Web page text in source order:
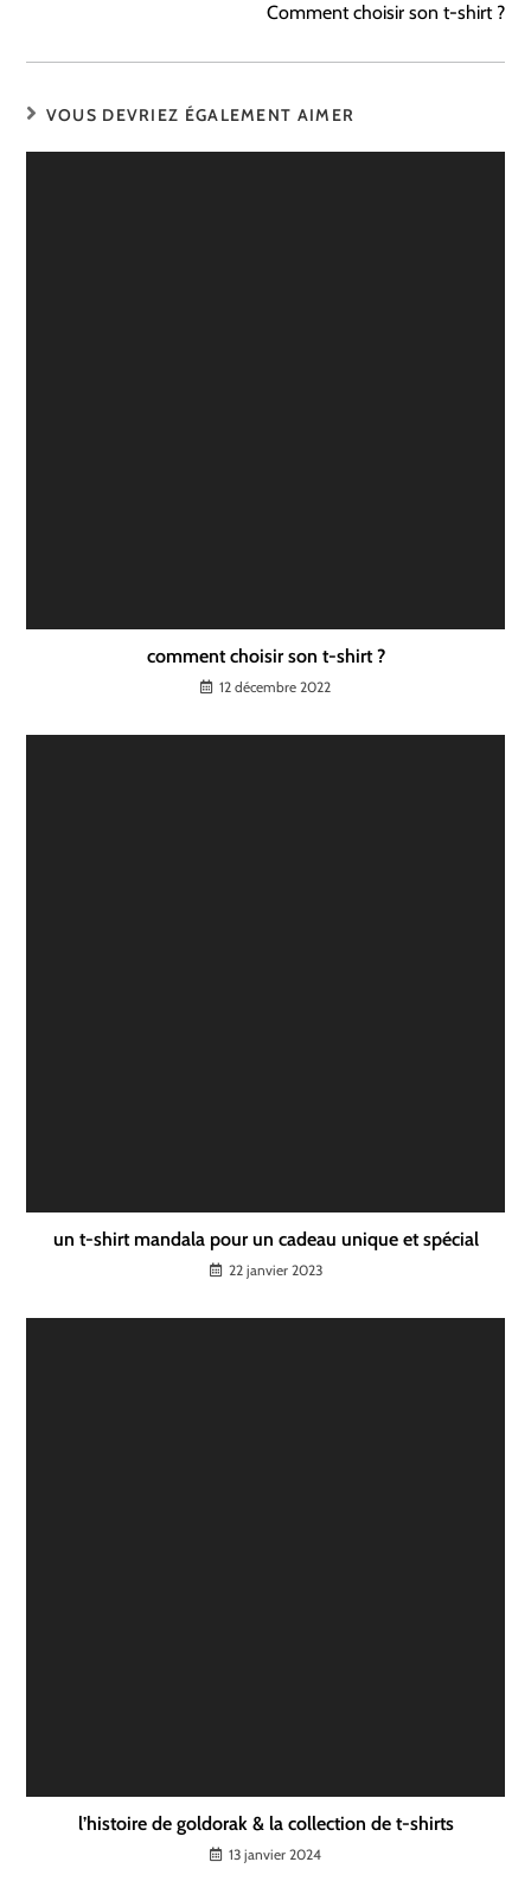
Comment choisir son t-shirt ?
VOUS DEVRIEZ ÉGALEMENT AIMER
comment choisir son t-shirt ?
12 décembre 2022
un t-shirt mandala pour un cadeau unique et spécial
22 janvier 2023
l’histoire de goldorak & la collection de t-shirts
13 janvier 2024